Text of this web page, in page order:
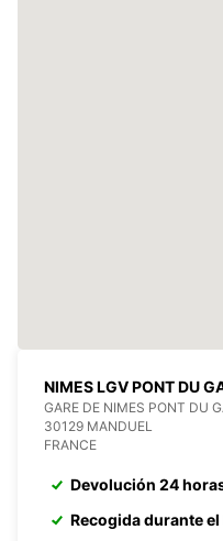
NIMES LGV PONT DU
GARE DE NIMES PONT DU
30129 MANDUEL
FRANCE
Devolución 24
Recogida durante